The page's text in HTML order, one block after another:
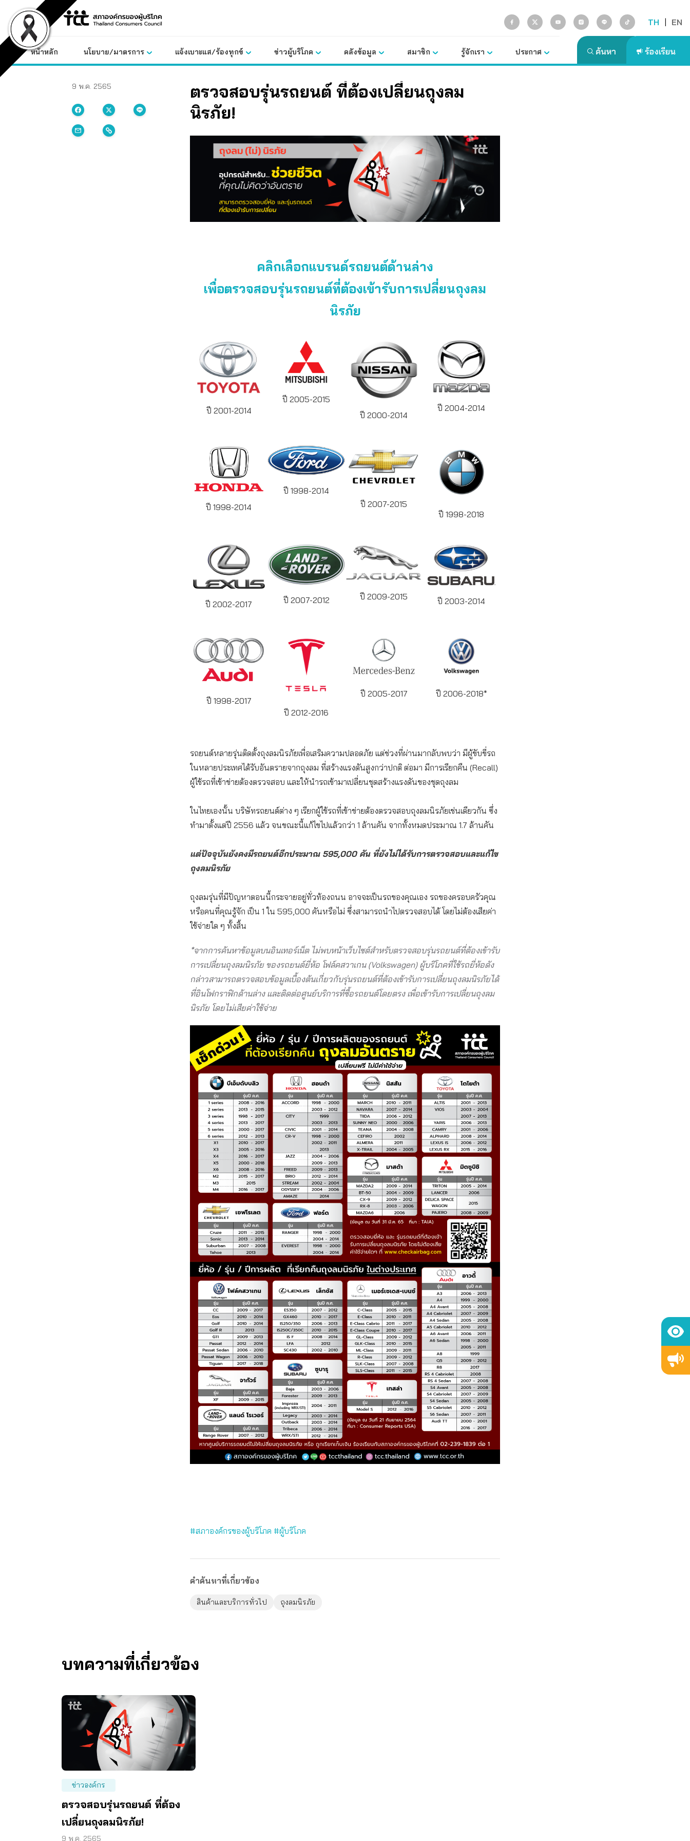
content
TH | EN
หน้าหลัก นโยบาย/มาตรการ แจ้งเบาะแส/ร้องทุกข์ ข่าวผู้บริโภค คลังข้อมูล สมาชิก รู้จักเรา ประกาศ
9 พ.ค. 2565
ตรวจสอบรุ่นรถยนต์ ที่ต้องเปลี่ยนถุงลม
นิรภัย!
คลิกเลือกแบรนด์รถยนต์ด้านล่าง
เพื่อตรวจสอบรุ่นรถยนต์ที่ต้องเข้ารับการเปลี่ยนถุงลม
นิรภัย
ปี 2001-2014
ปี 2005-2015
ปี 2000-2014
ปี 2004-2014
ปี 1998-2014
ปี 1998-2014
ปี 2007-2015
ปี 1998-2018
ปี 2002-2017 ปี 2007-2012 ปี 2009-2015 ปี 2003-2014
ปี 1998-2017
ปี 2012-2016
ปี 2005-2017 ปี 2006-2018*
รถยนต์หลายรุ่นติดตั้งถุงลมนิรภัยเพื่อเสริมความปลอดภัย แต่ช่วงที่ผ่านมากลับพบว่า มีผู้ขับขี่รถ
ในหลายประเทศได้รับอันตรายจากถุงลม ที่สร้างแรงดันสูงกว่าปกติ ต่อมา มีการเรียกคืน (Recall)
ผู้ใช้รถที่เข้าข่ายต้องตรวจสอบ และให้นำรถเข้ามาเปลี่ยนชุดสร้างแรงดันของชุดถุงลม
ในไทยเองนั้น บริษัทรถยนต์ต่าง ๆ เรียกผู้ใช้รถที่เข้าข่ายต้องตรวจสอบถุงลมนิรภัยเช่นเดียวกัน ซึ่ง
ทำมาตั้งแต่ปี 2556 แล้ว จนขณะนี้แก้ไขไปแล้วกว่า 1 ล้านคัน จากทั้งหมดประมาณ 1.7 ล้านคัน
แต่ปัจจุบันยังคงมีรถยนต์อีกประมาณ 595,000 คัน ที่ยังไม่ได้รับการตรวจสอบและแก้ไข
ถุงลมนิรภัย
ถุงลมรุ่นที่มีปัญหาตอนนี้กระจายอยู่ทั่วท้องถนน อาจจะเป็นรถของคุณเอง รถของครอบครัวคุณ
หรือคนที่คุณรู้จัก เป็น 1 ใน 595,000 คันหรือไม่ ซึ่งสามารถนำไปตรวจสอบได้ โดยไม่ต้องเสียค่า
ใช้จ่ายใด ๆ ทั้งสิ้น
*จากการค้นหาข้อมูลบนอินเทอร์เน็ต ไม่พบหน้าเว็บไซต์สำหรับตรวจสอบรุ่นรถยนต์ที่ต้องเข้ารับ
การเปลี่ยนถุงลมนิรภัย ของรถยนต์ยี่ห้อ โฟล์คสวาเกน (Volkswagen) ผู้บริโภคที่ใช้รถยี่ห้อดัง
กล่าวสามารถตรวจสอบข้อมูลเบื้องต้นเกี่ยวกับรุ่นรถยนต์ที่ต้องเข้ารับการเปลี่ยนถุงลมนิรภัยได้
ที่อินโฟกราฟิกด้านล่าง และติดต่อศูนย์บริการที่ซื้อรถยนต์โดยตรง เพื่อเข้ารับการเปลี่ยนถุงลม
นิรภัย โดยไม่เสียค่าใช้จ่าย
#สภาองค์กรของผู้บริโภค #ผู้บริโภค
คำค้นหาที่เกี่ยวข้อง
สินค้าและบริการทั่วไป ถุงลมนิรภัย
บทความที่เกี่ยวข้อง
ข่าวองค์กร
ตรวจสอบรุ่นรถยนต์ ที่ต้อง
เปลี่ยนถุงลมนิรภัย!
9 พ.ค. 2565